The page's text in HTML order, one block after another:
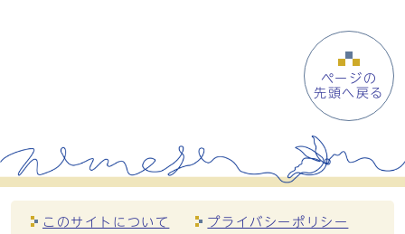
ページの
先頭へ戻る
このサイトについて プライバシーポリシー